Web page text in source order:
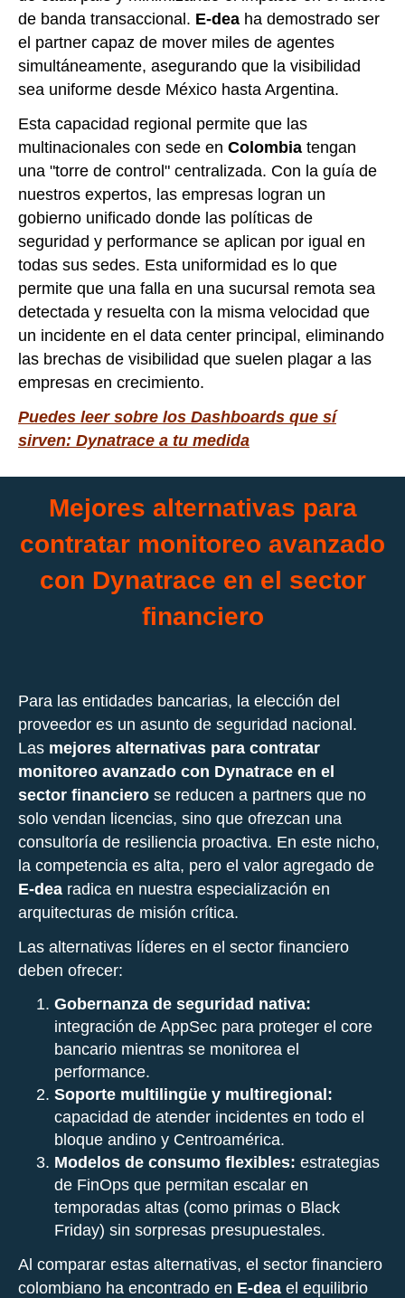
de banda transaccional. E-dea ha demostrado ser
el partner capaz de mover miles de agentes
simultáneamente, asegurando que la visibilidad
sea uniforme desde México hasta Argentina.
Esta capacidad regional permite que las
multinacionales con sede en Colombia tengan
una "torre de control" centralizada. Con la guía de
nuestros expertos, las empresas logran un
gobierno unificado donde las políticas de
seguridad y performance se aplican por igual en
todas sus sedes. Esta uniformidad es lo que
permite que una falla en una sucursal remota sea
detectada y resuelta con la misma velocidad que
un incidente en el data center principal, eliminando
las brechas de visibilidad que suelen plagar a las
empresas en crecimiento.
Puedes leer sobre los Dashboards que sí
sirven: Dynatrace a tu medida
Mejores alternativas para
contratar monitoreo avanzado
con Dynatrace en el sector
financiero
Para las entidades bancarias, la elección del
proveedor es un asunto de seguridad nacional.
Las mejores alternativas para contratar
monitoreo avanzado con Dynatrace en el
sector financiero se reducen a partners que no
solo vendan licencias, sino que ofrezcan una
consultoría de resiliencia proactiva. En este nicho,
la competencia es alta, pero el valor agregado de
E-dea radica en nuestra especialización en
arquitecturas de misión crítica.
Las alternativas líderes en el sector financiero
deben ofrecer:
Gobernanza de seguridad nativa:
integración de AppSec para proteger el core
bancario mientras se monitorea el
performance.
Soporte multilingüe y multiregional:
capacidad de atender incidentes en todo el
bloque andino y Centroamérica.
Modelos de consumo flexibles: estrategias
de FinOps que permitan escalar en
temporadas altas (como primas o Black
Friday) sin sorpresas presupuestales.
Al comparar estas alternativas, el sector financiero
colombiano ha encontrado en E-dea el equilibrio